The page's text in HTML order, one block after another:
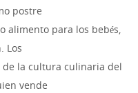
postre
alimento para los bebés,
Los
la cultura culinaria del
vende